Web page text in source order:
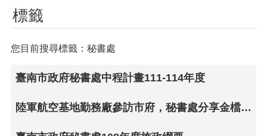
標籤
您目前搜尋標籤：秘書處
臺南市政府秘書處中程計畫111-114年度
陸軍航空基地勤務廠參訪市府，秘書處分享金檔獎得獎作法